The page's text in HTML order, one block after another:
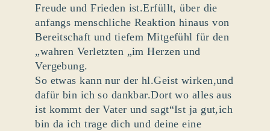
Freude und Frieden ist.Erfüllt, über die
anfangs menschliche Reaktion hinaus von
Bereitschaft und tiefem Mitgefühl für den
„wahren Verletzten „im Herzen und
Vergebung.
So etwas kann nur der hl.Geist wirken,und
dafür bin ich so dankbar.Dort wo alles aus
ist kommt der Vater und sagt“Ist ja gut,ich
bin da ich trage dich und deine eine